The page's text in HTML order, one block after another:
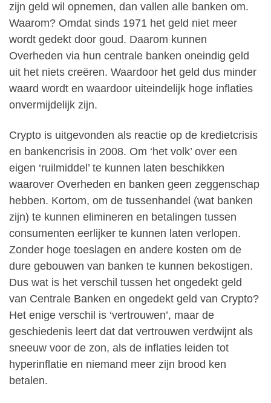
zijn geld wil opnemen, dan vallen alle banken om.
Waarom? Omdat sinds 1971 het geld niet meer
wordt gedekt door goud. Daarom kunnen
Overheden via hun centrale banken oneindig geld
uit het niets creëren. Waardoor het geld dus minder
waard wordt en waardoor uiteindelijk hoge inflaties
onvermijdelijk zijn.
Crypto is uitgevonden als reactie op de kredietcrisis
en bankencrisis in 2008. Om ‘het volk’ over een
eigen ‘ruilmiddel’ te kunnen laten beschikken
waarover Overheden en banken geen zeggenschap
hebben. Kortom, om de tussenhandel (wat banken
zijn) te kunnen elimineren en betalingen tussen
consumenten eerlijker te kunnen laten verlopen.
Zonder hoge toeslagen en andere kosten om de
dure gebouwen van banken te kunnen bekostigen.
Dus wat is het verschil tussen het ongedekt geld
van Centrale Banken en ongedekt geld van Crypto?
Het enige verschil is ‘vertrouwen’, maar de
geschiedenis leert dat dat vertrouwen verdwijnt als
sneeuw voor de zon, als de inflaties leiden tot
hyperinflatie en niemand meer zijn brood ken
betalen.